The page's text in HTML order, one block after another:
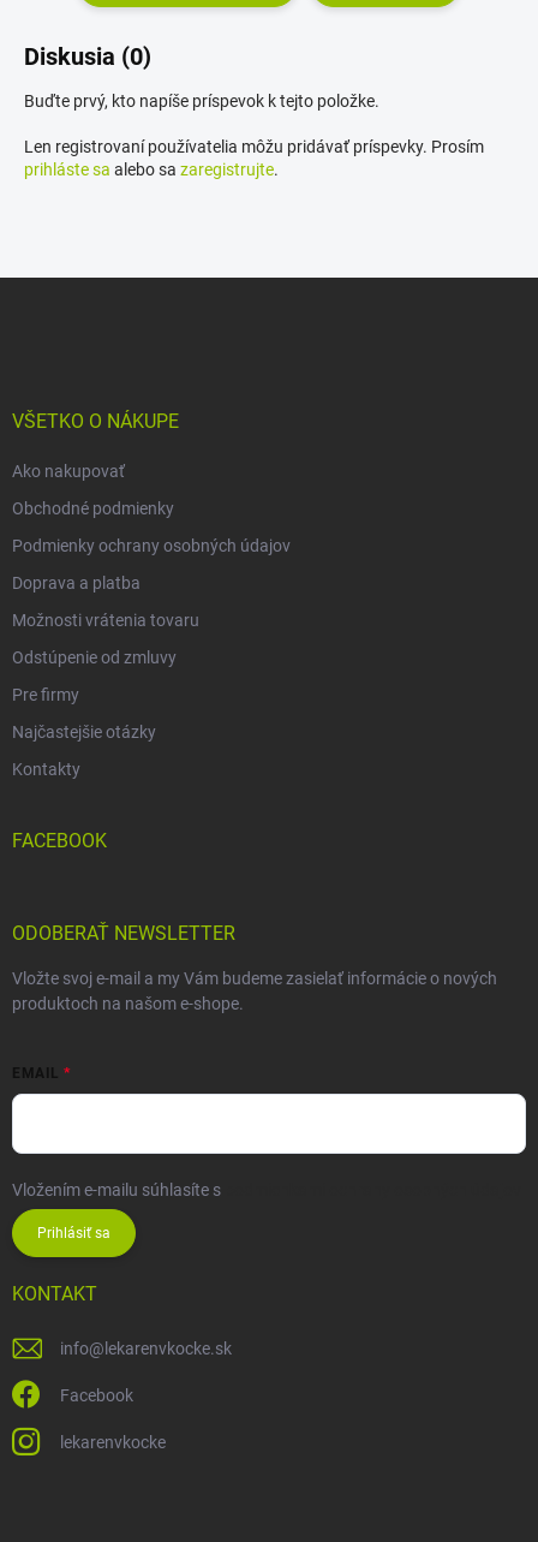
Diskusia (0)
Buďte prvý, kto napíše príspevok k tejto položke.
Len registrovaní používatelia môžu pridávať príspevky. Prosím
prihláste sa alebo sa zaregistrujte.
VŠETKO O NÁKUPE
Ako nakupovať
Obchodné podmienky
Podmienky ochrany osobných údajov
Doprava a platba
Možnosti vrátenia tovaru
Odstúpenie od zmluvy
Pre firmy
Najčastejšie otázky
Kontakty
FACEBOOK
ODOBERAŤ NEWSLETTER
Vložte svoj e-mail a my Vám budeme zasielať informácie o nových
produktoch na našom e-shope.
EMAIL
Vložením e-mailu súhlasíte s
Prihlásiť sa
KONTAKT
info@lekarenvkocke.sk
Facebook
lekarenvkocke